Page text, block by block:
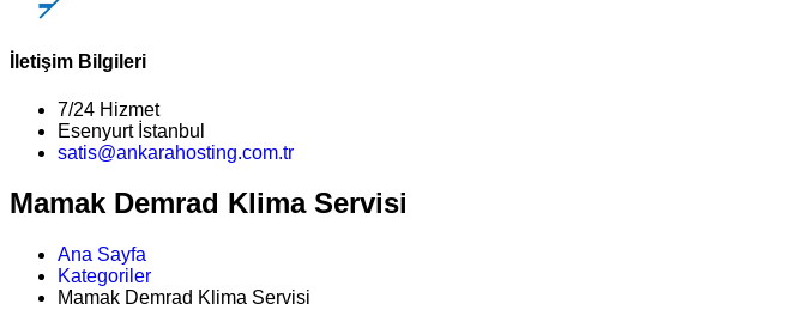
İletişim Bilgileri
7/24 Hizmet
Esenyurt İstanbul
satis@ankarahosting.com.tr
Mamak Demrad Klima Servisi
Ana Sayfa
Kategoriler
Mamak Demrad Klima Servisi